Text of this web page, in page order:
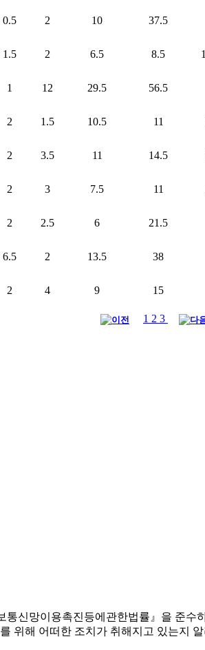
0.5 2 10 37.5
1.5 2 6.5 8.5
1 12 29.5 56.5
2 1.5 10.5 11
2 3.5 11 14.5
2 3 7.5 11
2 2.5 6 21.5
6.5 2 13.5 38
2 4 9 15
1 2 3
신망이용촉진등에관한법률』을 준
위해 어떠한 조치가 취해지고 있는지